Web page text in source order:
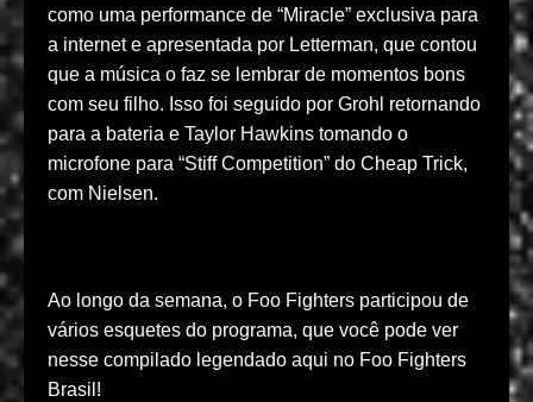
como uma performance de “Miracle” exclusiva para
a internet e apresentada por Letterman, que contou
que a música o faz se lembrar de momentos bons
com seu filho. Isso foi seguido por Grohl retornando
para a bateria e Taylor Hawkins tomando o
microfone para “Stiff Competition” do Cheap Trick,
com Nielsen.
Ao longo da semana, o Foo Fighters participou de
vários esquetes do programa, que você pode ver
nesse compilado legendado aqui no Foo Fighters
Brasil!